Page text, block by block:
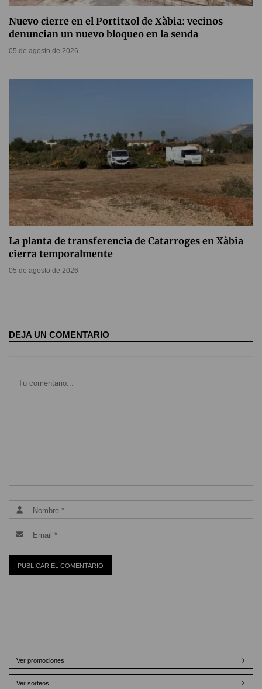
Nuevo cierre en el Portitxol de Xàbia: vecinos
denuncian un nuevo bloqueo en la senda
05 de agosto de 2026
La planta de transferencia de Catarroges en Xàbia
cierra temporalmente
05 de agosto de 2026
DEJA UN COMENTARIO
Ver promociones
Ver sorteos